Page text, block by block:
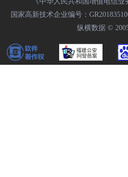
国家高新技术企业编号：
纵横数据 ©